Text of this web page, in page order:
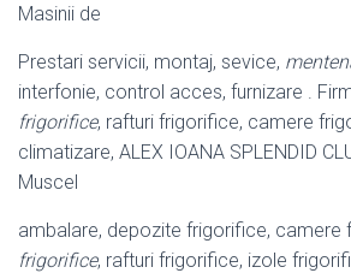
Masinii de
Prestari servicii, montaj, sevice,
interfonie, control acces, furnizare .
frigorifice, rafturi frigorifice, camere
climatizare, ALEX IOANA SPLENDID
Muscel
ambalare, depozite frigorifice, camere
frigorifice, rafturi frigorifice, izole